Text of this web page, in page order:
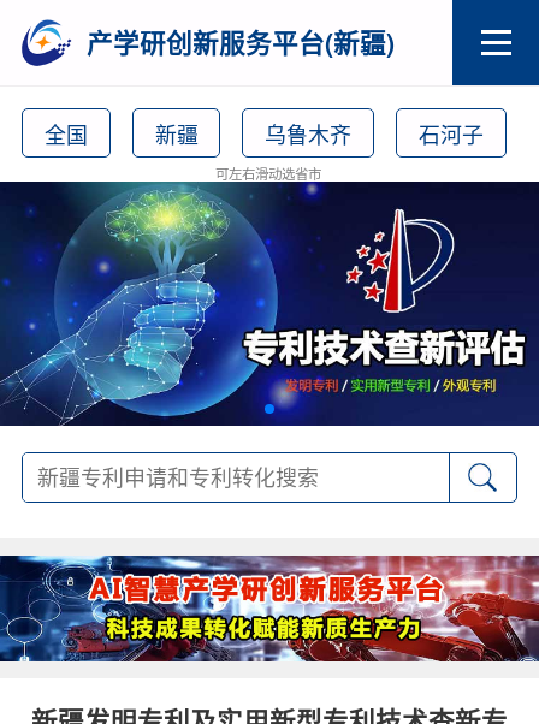
产学研创新服务平台(新疆)
全国 新疆 乌鲁木齐 石河子
可左右滑动选省市